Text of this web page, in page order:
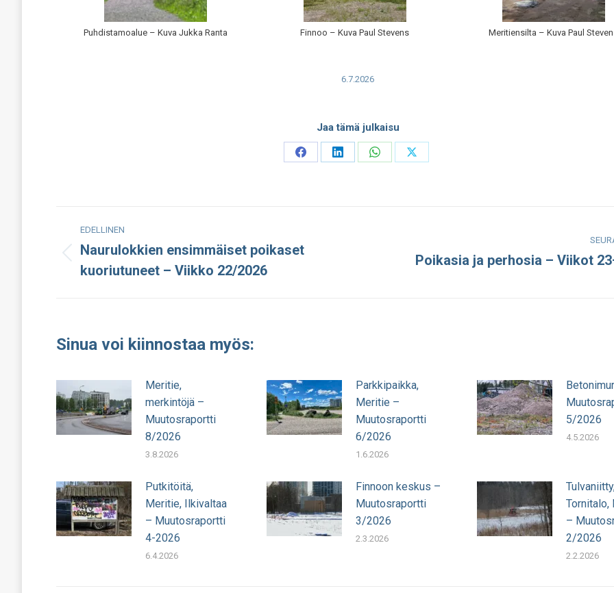
Puhdistamoalue – Kuva Jukka Ranta Finnoo – Kuva Paul Stevens Meritiensilta – Kuva Paul
6.7.2026
Jaa tämä julkaisu
Share
Share
Share
Share
Post
navigation
EDELLINEN
julkaisu:
Naurulokkien ensimmäiset poikaset
kuoriutuneet – Viikko 22/2026
SeuraavaPoikasia ja perhosia – Viikot
Sinua voi kiinnostaa myös:
Meritie,
merkintöjä –
Muutosraportti
8/2026
3.8.2026
Parkkipaikka,
Meritie –
Muutosraportti
6/2026
1.6.2026
5/2026
4.5.2026
Putkitöitä,
Meritie, Ilkivaltaa
– Muutosraportti
4-2026
6.4.2026
Finnoon keskus –
Muutosraportti
3/2026
2.3.2026
Tornitalo,
–
2/2026
2.2.2026